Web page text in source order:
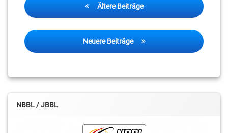
Ältere Beiträge
Neuere Beiträge
NBBL / JBBL